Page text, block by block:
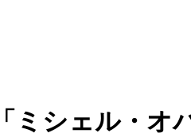
シェル・オバ